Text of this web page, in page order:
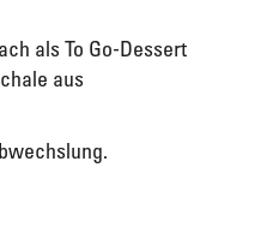
als To Go-Dessert
aus